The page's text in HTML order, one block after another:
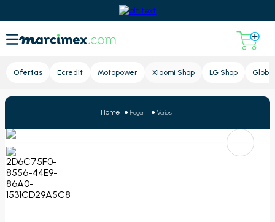
Ofertas Ecredit Motopower Xiaomi Shop LG Shop Global
Hogar Varios